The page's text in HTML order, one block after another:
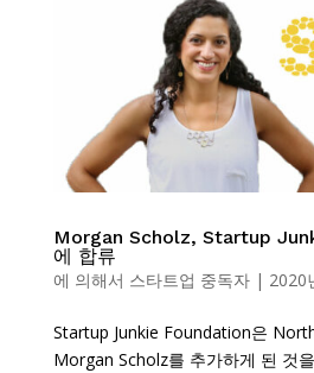
Morgan Scholz, Startup
에 합류
에 의해서 스타트업 중독자| 2020
Startup Junkie Foundation은
Morgan Scholz를 추가하게 된 것